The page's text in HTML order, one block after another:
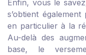
Enfin, vous le
s’obtient
en particulier à la
Au-delà des
base, le